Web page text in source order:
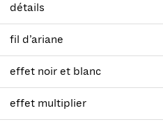
détails
fil d’ariane
effet noir et blanc
effet multiplier